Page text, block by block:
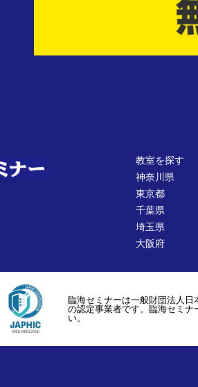
教室を探す
神奈川県
東京都
千葉県
埼玉県
大阪府
臨海セミナーは一般財団法人日
の認定事業者です。臨海セミ
い。